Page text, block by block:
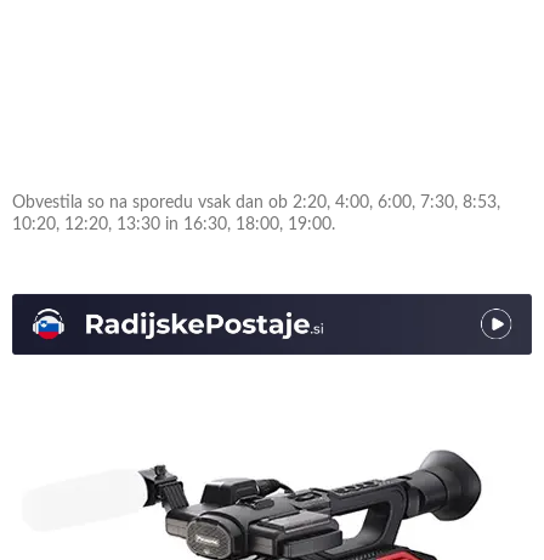
Obvestila so na sporedu vsak dan ob 2:20, 4:00, 6:00, 7:30, 8:53,
10:20, 12:20, 13:30 in 16:30, 18:00, 19:00.